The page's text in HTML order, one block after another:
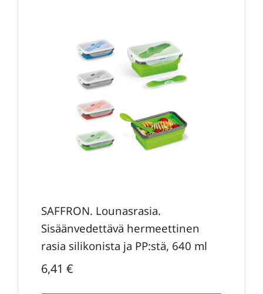
SAFFRON. Lounasrasia.
Sisäänvedettävä hermeettinen
rasia silikonista ja PP:stä, 640 ml
6,41 €